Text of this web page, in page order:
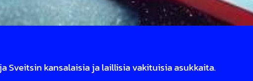
Sveitsin kansalaisia ja laillisia vakituisia asukkaita.